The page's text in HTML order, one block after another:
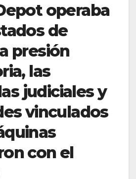
operaba
de
presión
las
judiciales y
vinculados
con el